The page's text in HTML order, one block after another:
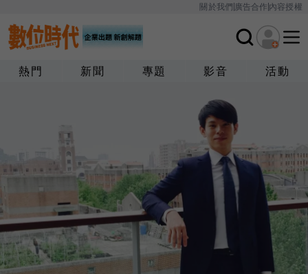
關於我們廣告合作內容授權
熱門 新聞 專題 影音 活動